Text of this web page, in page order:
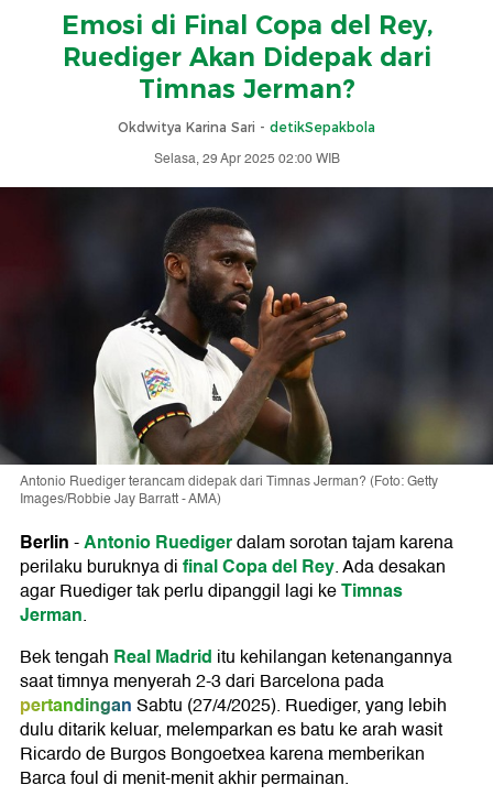
Emosi di Final Copa del Rey,
Ruediger Akan Didepak dari
Timnas Jerman?
Okdwitya Karina Sari - detikSepakbola
Selasa, 29 Apr 2025 02:00 WIB
Antonio Ruediger terancam didepak dari Timnas Jerman? (Foto: Getty
Images/Robbie Jay Barratt - AMA)
Berlin-Antonio Ruedigerdalam sorotan tajam karena
perilaku buruknya difinal Copa del Rey. Ada desakan
agar Ruediger tak perlu dipanggil lagi keTimnas
Jerman.
Bek tengah Real Madrid itu kehilangan ketenangannya
saat timnya menyerah 2-3 dari Barcelona pada
pertandinganSabtu (27/4/2025). Ruediger, yang lebih
dulu ditarik keluar, melemparkan es batu ke arah wasit
Ricardo de Burgos Bongoetxea karena memberikan
Barca foul di menit-menit akhir permainan.